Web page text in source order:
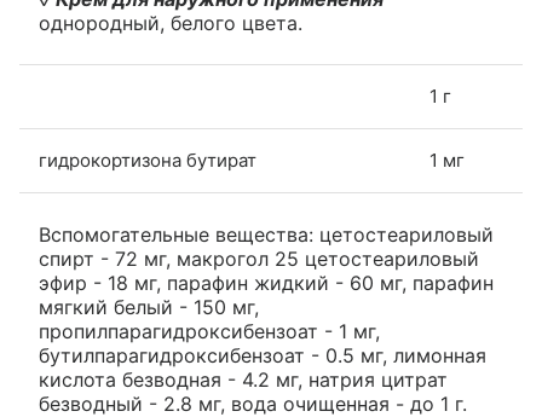
однородный, белого цвета.
1 г
гидрокортизона бутират 1 мг
Вспомогательные вещества: цетостеариловый
спирт - 72 мг, макрогол 25 цетостеариловый
эфир - 18 мг, парафин жидкий - 60 мг, парафин
мягкий белый - 150 мг,
пропилпарагидроксибензоат - 1 мг,
бутилпарагидроксибензоат - 0.5 мг, лимонная
кислота безводная - 4.2 мг, натрия цитрат
безводный - 2.8 мг, вода очищенная - до 1 г.